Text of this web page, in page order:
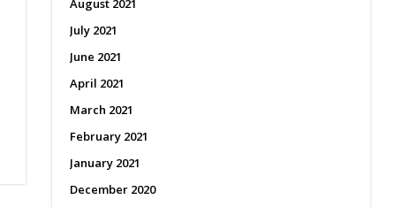
August 2021
July 2021
June 2021
April 2021
March 2021
February 2021
January 2021
December 2020